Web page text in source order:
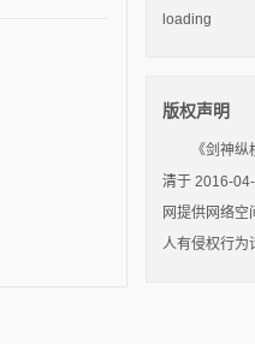
loading
版权声明
《剑神
清于 2016-
网提供网络空
人有侵权行为